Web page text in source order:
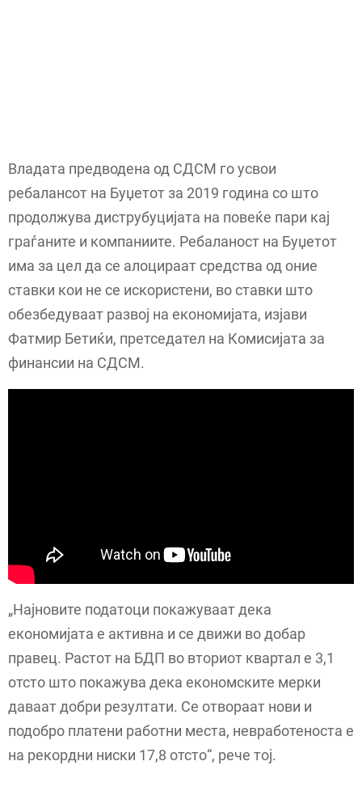
Владата предводена од СДСМ го усвои
ребалансот на Буџетот за 2019 година со што
продолжува диструбуцијата на повеќе пари кај
граѓаните и компаниите. Ребаланост на Буџетот
има за цел да се алоцираат средства од оние
ставки кои не се искористени, во ставки што
обезбедуваат развој на економијата, изјави
Фатмир Бетиќи, претседател на Комисијата за
финансии на СДСМ.
„Најновите податоци покажуваат дека
економијата е активна и се движи во добар
правец. Растот на БДП во вториот квартал е 3,1
отсто што покажува дека економските мерки
даваат добри резултати. Се отвораат нови и
подобро платени работни места, невработеноста е
на рекордни ниски 17,8 отсто“, рече тој.